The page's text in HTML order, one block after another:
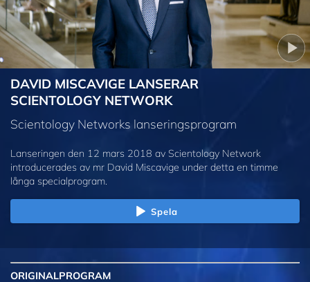
DAVID MISCAVIGE LANSERAR
SCIENTOLOGY NETWORK
Scientology Networks lanseringsprogram
Lanseringen den 12 mars 2018 av Scientology Network
introducerades av mr David Miscavige under detta en timme
långa specialprogram.
Spela
ORIGINALPROGRAM